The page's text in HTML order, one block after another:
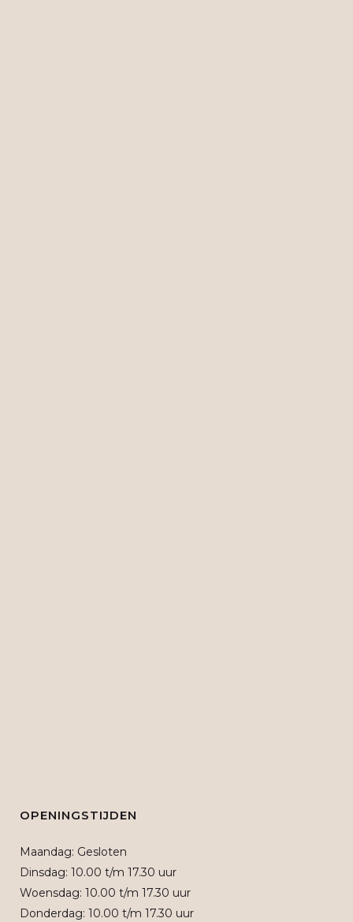
OPENINGSTIJDEN
Maandag: Gesloten
Dinsdag: 10.00 t/m 17.30 uur
Woensdag: 10.00 t/m 17.30 uur
Donderdag: 10.00 t/m 17.30 uur